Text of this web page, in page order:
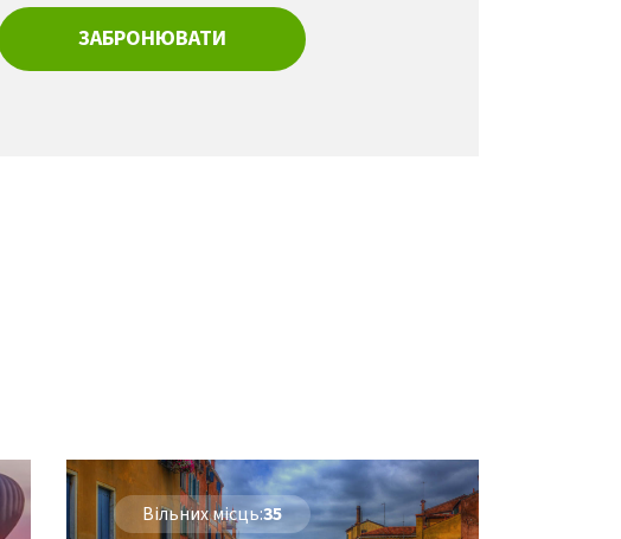
ЗАБРОНЮВАТИ
Вільних місць:35